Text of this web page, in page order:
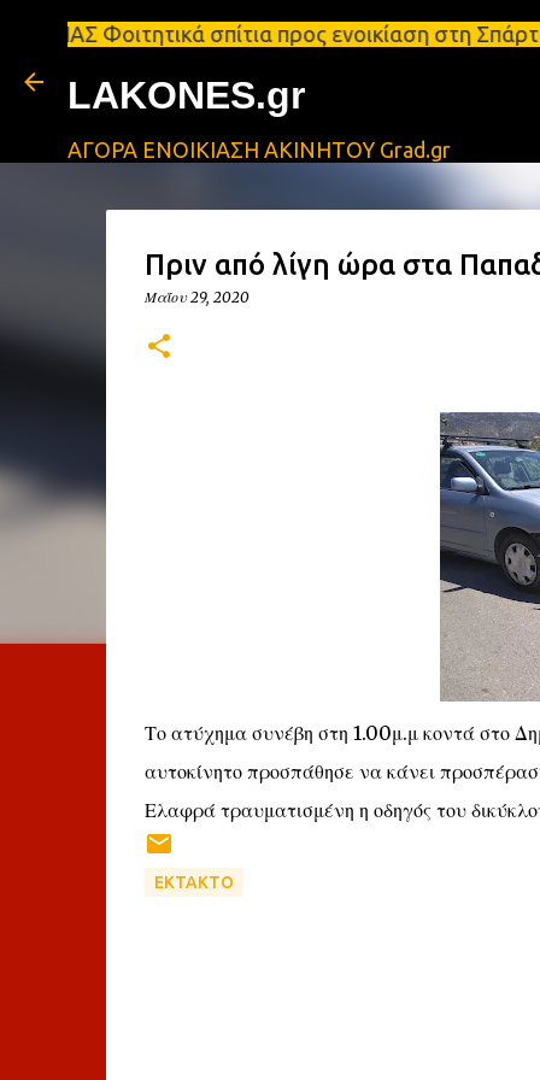
σπίτια προς ενοικίαση στη Σπάρτη
LAKONES.gr
ΑΓΟΡΑ ΕΝΟΙΚΙΑΣΗ ΑΚΙΝΗΤΟΥ Grad.gr
Πριν από λίγη ώρα στα
Μαΐου 29, 2020
Το ατύχημα συνέβη στη 1.00μ.μ κοντά στο
αυτοκίνητο προσπάθησε να κάνει
Ελαφρά τραυματισμένη η οδηγός του
ΕΚΤΑΚΤΟ